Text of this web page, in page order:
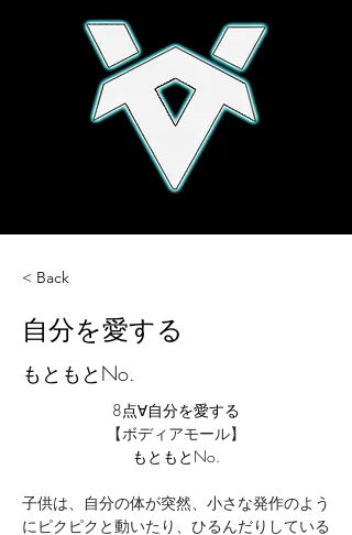
< Back
自分を愛する
もともとNo.
8点∀自分を愛する
【ボディアモール】
もともとNo.
子供は、自分の体が突然、小さな発作のよう
にピクピクと動いたり、ひるんだりしている